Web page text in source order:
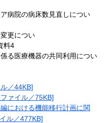
病院の病床数見直しについ
更につい
4
る医療機器の共同利用につい
／44KB]
ァイル／75KB]
編における機能移行計画に関
ル／477KB]